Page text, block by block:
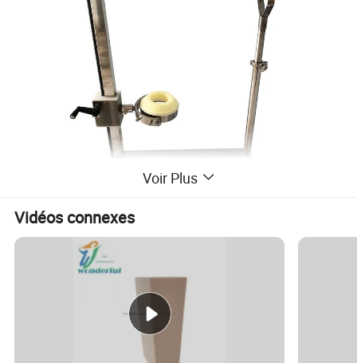
Voir Plus
Vidéos connexes